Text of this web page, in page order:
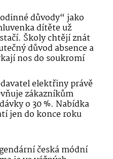
důvody“ jako
dítěte už
Školy chtějí znát
důvod absence a
nos do soukromí
elektřiny právě
zákazníkům
o 30 %. Nabídka
jen do konce roku
česká módní